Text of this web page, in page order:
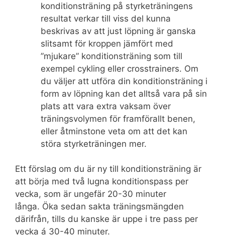
konditionsträning på styrketräningens
resultat verkar till viss del kunna
beskrivas av att just löpning är ganska
slitsamt för kroppen jämfört med
”mjukare” konditionsträning som till
exempel cykling eller crosstrainers. Om
du väljer att utföra din konditionsträning i
form av löpning kan det alltså vara på sin
plats att vara extra vaksam över
träningsvolymen för framförallt benen,
eller åtminstone veta om att det kan
störa styrketräningen mer.
Ett förslag om du är ny till konditionsträning är
att börja med två lugna konditionspass per
vecka, som är ungefär 20-30 minuter
långa. Öka sedan sakta träningsmängden
därifrån, tills du kanske är uppe i tre pass per
vecka á 30-40 minuter.